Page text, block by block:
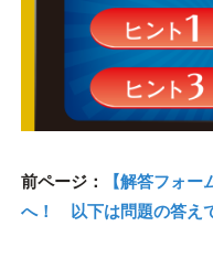
前ページ：
【解答フォ
へ！ 以下は問題の答え